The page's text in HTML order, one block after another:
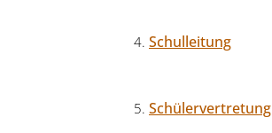
Schulleitung
Schülervertretung